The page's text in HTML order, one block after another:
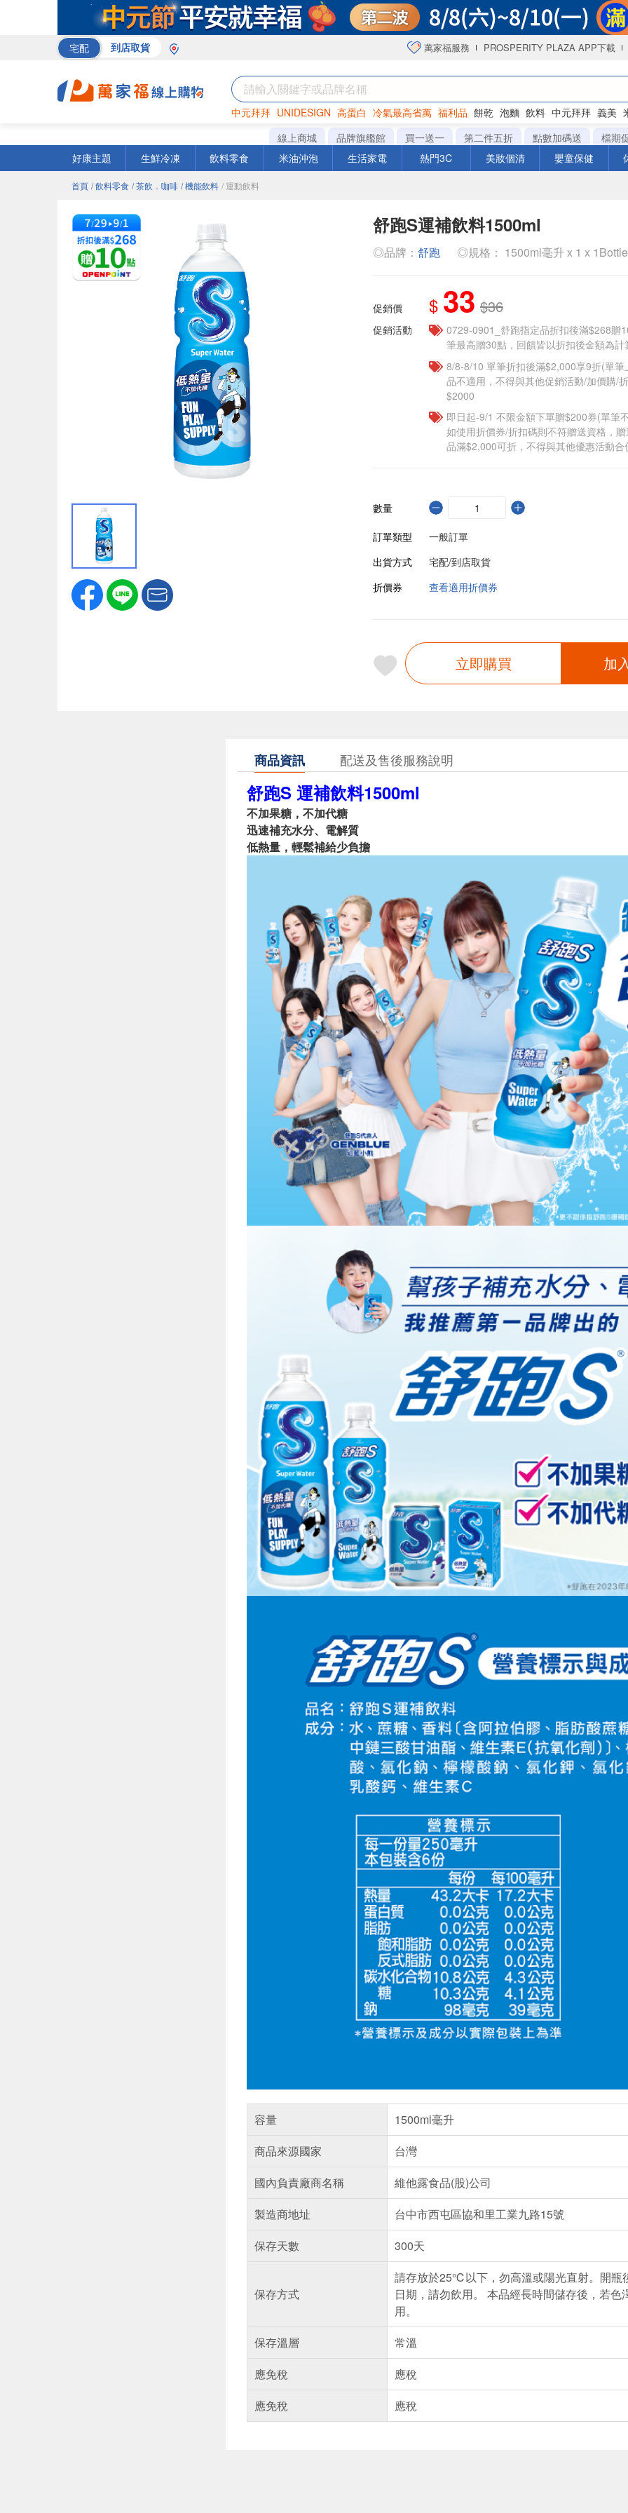
宅配 到店取貨 萬家福服務 PROSPERITY PLAZA APP下載
中元拜拜 UNIDESIGN 高蛋白 冷氣最高省萬 福利品 餅乾 泡麵 飲料 中元拜拜 義美
罐頭 咖啡 海苔
線上商城 品牌旗艦館 買一送一 第二件五折 點數加碼送
檔期
好康主題
生鮮冷凍 飲料零食 米油沖泡 生活家電 熱門3C 美妝個清 嬰童保健
首頁 / 飲料零食 / 茶飲．咖啡 / 機能飲料 / 運動飲料
舒跑S運補飲料1500ml
◎品牌： 舒跑 ◎規格： 1500ml毫升 x 1 x
促銷價 $ 33 $36
促銷活動
0729-0901_舒跑指定品折扣後滿$268贈
筆最高贈30點，回饋皆以折扣後金額為計
8/8-8/10 單筆折扣後滿$2,000享9折(單
品不適用，不得與其他促銷活動/加價購/
$2000
即日起-9/1 不限金額下單贈$200券(單筆
如使用折價券/折扣碼則不符贈送資格，
品滿$2,000可折，不得與其他優惠活動合
數量
訂單類型
一般訂單
出貨方式
宅配/到店取貨
折價券
查看適用折價券
立即購買 加
商品資訊 配送及售後服務說明
舒跑S 運補飲料1500ml
不加果糖，不加代糖
迅速補充水分、電解質
低熱量，輕鬆補給少負擔
容量
1500ml毫升
商品來源國家
台灣
國內負責廠商名稱
維他露食品(股)公司
製造商地址
台中市西屯區協和里工業九路15號
保存天數
300天
保存方式
請存放於25℃以下，勿高溫或陽光直射。開瓶
日期，請勿飲用。 本品經長時間儲存後，若
用。
保存溫層
常溫
應免稅
應稅
應免稅
應稅